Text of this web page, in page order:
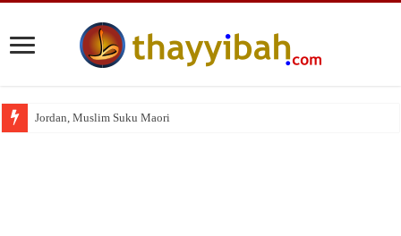
Jordan, Muslim Suku Maori